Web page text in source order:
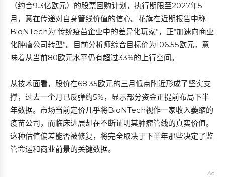
（约合9.3亿欧元）的股票回购计划，执行期限至2027年5
月，意在传递对自身管线价值的信心。花旗在近期报告中称
BioNTech为“传统疫苗企业中的差异化玩家”，正“加速向商业
化肿瘤公司转型”。目前分析师综合目标价为106.55欧元，意
味着从当前80欧元水平仍有超过33%的上行空间。
从技术面看，股价在68.35欧元的三月低点附近形成了坚实支
撑，过去一个月已反弹约5%，显示部分资金正提前布局下半
年数据。市场当前定价几乎将BioNTech视作一家收入萎缩的
疫苗公司，而临床进展却在不断证明其肿瘤管线的真实价值。
这种估值偏差能否被修复，将完全取决于下半年那些决定了监
管命运和商业前景的关键数据。
Ad